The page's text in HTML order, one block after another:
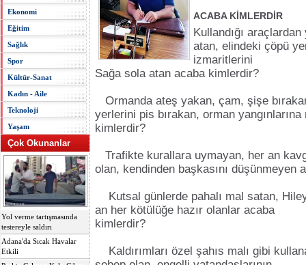
Ekonomi
Eğitim
Sağlık
Spor
Kültür-Sanat
Kadın - Aile
Teknoloji
Yaşam
Çok Okunanlar
Yol verme tartışmasında
testereyle saldırı
Adana'da Sıcak Havalar
Etkili
ACABA KİMLERDİR
Kullandığı
atan, elindeki çöpü
izmaritlerini
Sağa sola atan acaba kimlerdir?
Ormanda ateş yakan, çam, şişe
yerlerini pis bırakan, orman
kimlerdir?
Trafikte kurallara uymayan, her an
olan, kendinden başkasını düşünmeyen
Kutsal günlerde pahalı mal satan,
an her kötülüğe hazır olanlar acaba
kimlerdir?
Kaldırımları özel şahıs malı gibi